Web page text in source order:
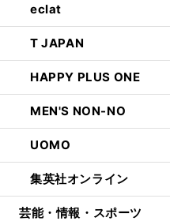
eclat
T JAPAN
HAPPY PLUS ONE
MEN'S NON-NO
UOMO
集英社オンライン
芸能・情報・スポーツ